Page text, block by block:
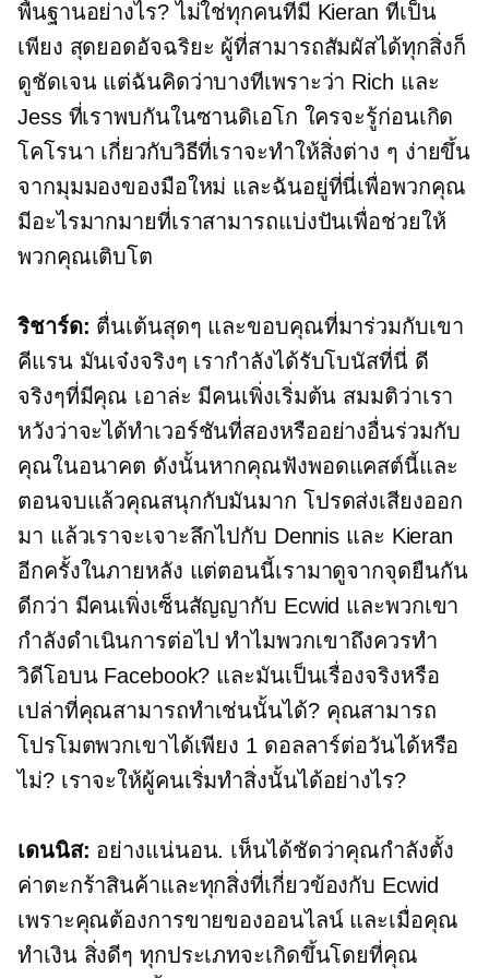
พื้นฐานอย่างไร? ไม่ใช่ทุกคนที่มี Kieran ที่เป็น
เพียง สุดยอดอัจฉริยะ ผู้ที่สามารถสัมผัสได้ทุกสิ่งก็
ดูชัดเจน แต่ฉันคิดว่าบางทีเพราะว่า Rich และ
Jess ที่เราพบกันในซานดิเอโก ใครจะรู้ก่อนเกิด
โคโรนา เกี่ยวกับวิธีที่เราจะทำให้สิ่งต่าง ๆ ง่ายขึ้น
จากมุมมองของมือใหม่ และฉันอยู่ที่นี่เพื่อพวกคุณ
มีอะไรมากมายที่เราสามารถแบ่งปันเพื่อช่วยให้
พวกคุณเติบโต
ริชาร์ด: ตื่นเต้นสุดๆ และขอบคุณที่มาร่วมกับเขา
คีแรน มันเจ๋งจริงๆ เรากำลังได้รับโบนัสที่นี่ ดี
จริงๆที่มีคุณ เอาล่ะ มีคนเพิ่งเริ่มต้น สมมติว่าเรา
หวังว่าจะได้ทำเวอร์ชันที่สองหรืออย่างอื่นร่วมกับ
คุณในอนาคต ดังนั้นหากคุณฟังพอดแคสต์นี้และ
ตอนจบแล้วคุณสนุกกับมันมาก โปรดส่งเสียงออก
มา แล้วเราจะเจาะลึกไปกับ Dennis และ Kieran
อีกครั้งในภายหลัง แต่ตอนนี้เรามาดูจากจุดยืนกัน
ดีกว่า มีคนเพิ่งเซ็นสัญญากับ Ecwid และพวกเขา
กำลังดำเนินการต่อไป ทำไมพวกเขาถึงควรทำ
วิดีโอบน Facebook? และมันเป็นเรื่องจริงหรือ
เปล่าที่คุณสามารถทำเช่นนั้นได้? คุณสามารถ
โปรโมตพวกเขาได้เพียง 1 ดอลลาร์ต่อวันได้หรือ
ไม่? เราจะให้ผู้คนเริ่มทำสิ่งนั้นได้อย่างไร?
เดนนิส: อย่างแน่นอน. เห็นได้ชัดว่าคุณกำลังตั้ง
ค่าตะกร้าสินค้าและทุกสิ่งที่เกี่ยวข้องกับ Ecwid
เพราะคุณต้องการขายของออนไลน์ และเมื่อคุณ
ทำเงิน สิ่งดีๆ ทุกประเภทจะเกิดขึ้นโดยที่คุณ